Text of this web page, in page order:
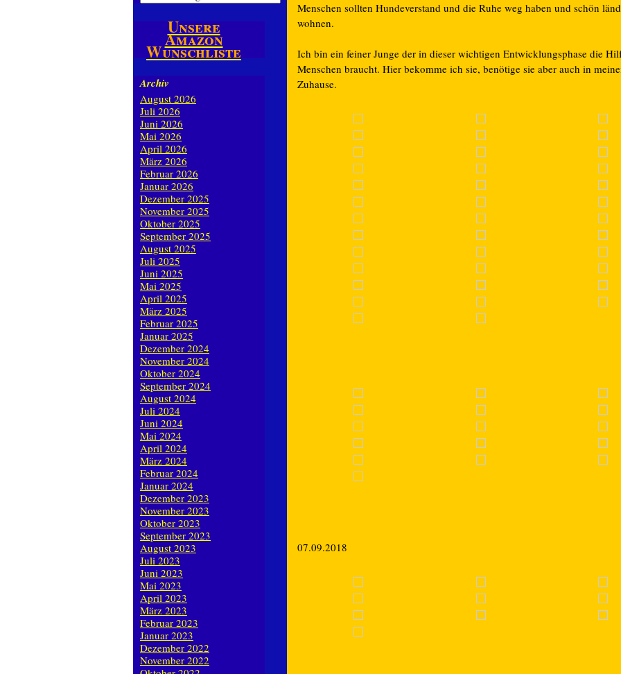
Menschen sollten Hundeverstand und die Ruhe weg haben und schön
wohnen.
Ich bin ein feiner Junge der in dieser wichtigen Entwicklungsphase die
Menschen braucht. Hier bekomme ich sie, benötige sie aber auch in
Zuhause.
07.09.2018
Unsere
Amazon
Wunschliste
Archiv
August 2026
Juli 2026
Juni 2026
Mai 2026
April 2026
März 2026
Februar 2026
Januar 2026
Dezember 2025
November 2025
Oktober 2025
September 2025
August 2025
Juli 2025
Juni 2025
Mai 2025
April 2025
März 2025
Februar 2025
Januar 2025
Dezember 2024
November 2024
Oktober 2024
September 2024
August 2024
Juli 2024
Juni 2024
Mai 2024
April 2024
März 2024
Februar 2024
Januar 2024
Dezember 2023
November 2023
Oktober 2023
September 2023
August 2023
Juli 2023
Juni 2023
Mai 2023
April 2023
März 2023
Februar 2023
Januar 2023
Dezember 2022
November 2022